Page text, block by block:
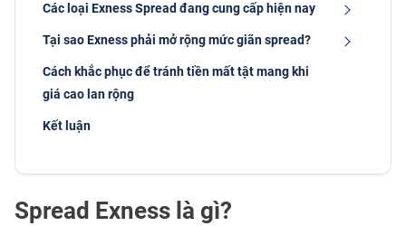
Các loại Exness Spread đang cung cấp hiện nay
Tại sao Exness phải mở rộng mức giãn spread?
Cách khắc phục để tránh tiền mất tật mang khi
giá cao lan rộng
Kết luận
Spread Exness là gì?